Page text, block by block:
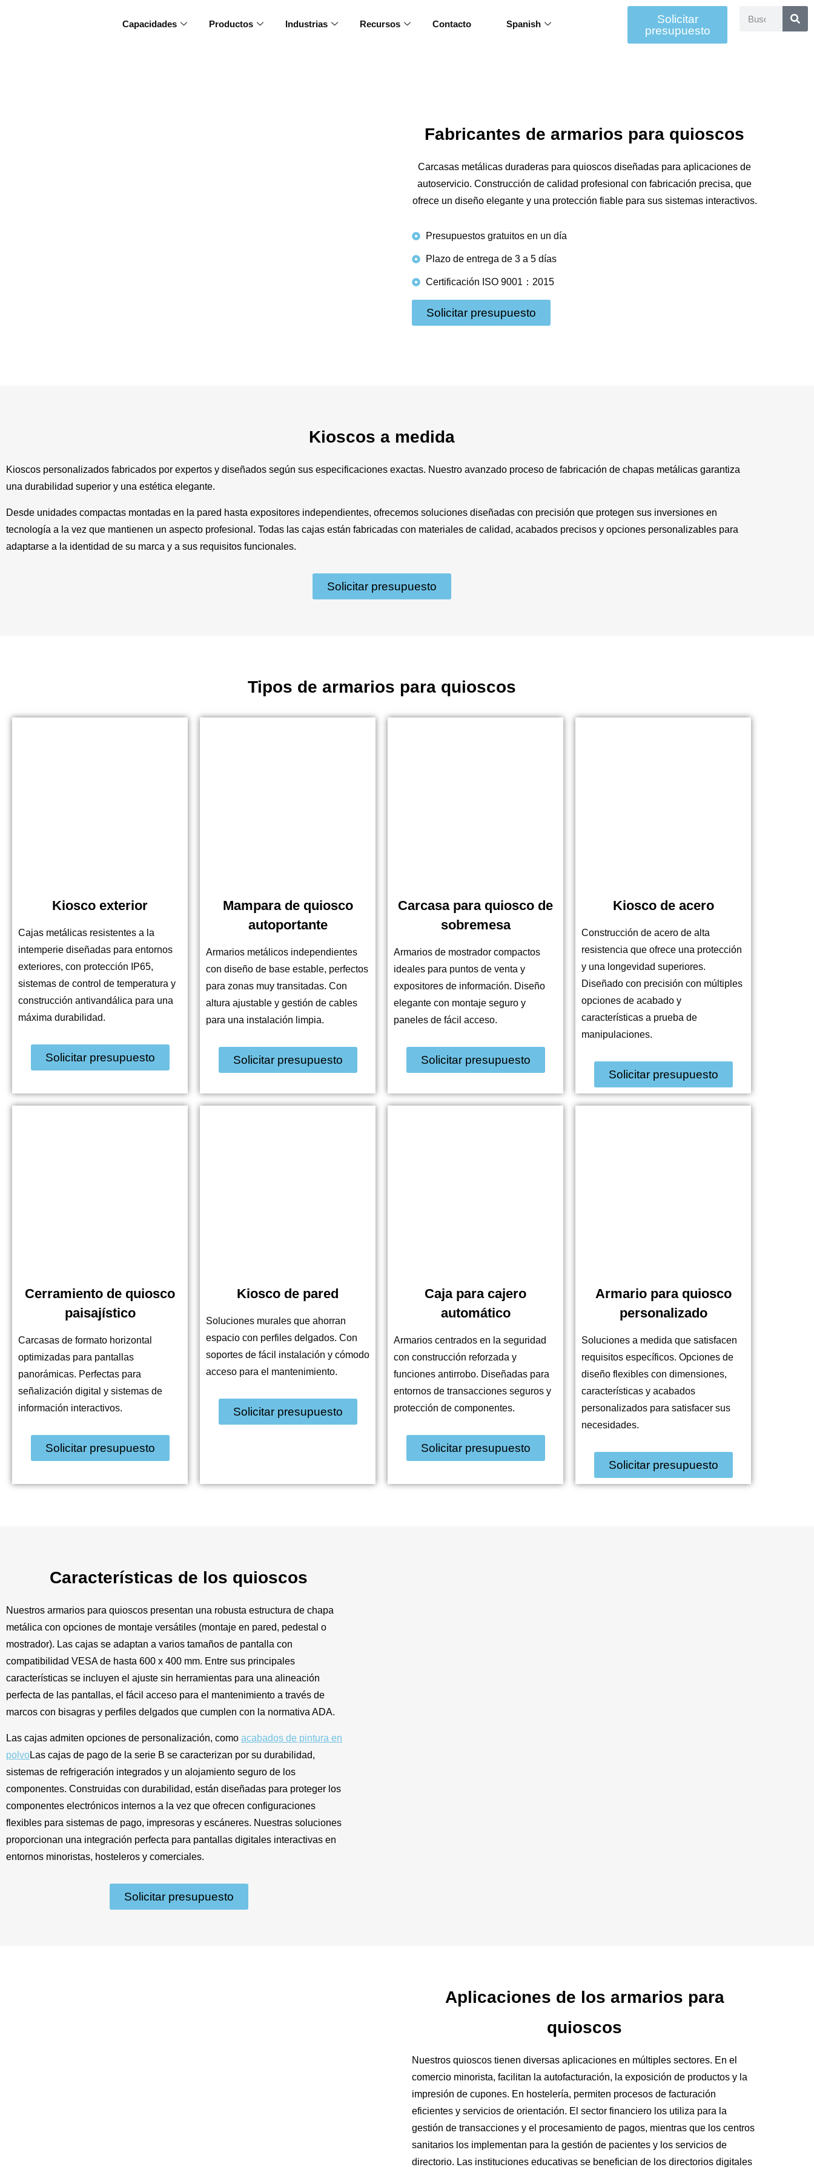
Capacidades Productos Industrias Recursos Contacto Spanish
Solicitar
presupuesto
Fabricantes de armarios para quioscos
Carcasas metálicas duraderas para quioscos diseñadas para aplicaciones de
autoservicio. Construcción de calidad profesional con fabricación precisa, que
ofrece un diseño elegante y una protección fiable para sus sistemas interactivos.
Presupuestos gratuitos en un día
Plazo de entrega de 3 a 5 días
Certificación ISO 9001：2015
Solicitar presupuesto
Kioscos a medida
Kioscos personalizados fabricados por expertos y diseñados según sus especificaciones exactas. Nuestro avanzado proceso de fabricación de chapas metálicas garantiza
una durabilidad superior y una estética elegante.
Desde unidades compactas montadas en la pared hasta expositores independientes, ofrecemos soluciones diseñadas con precisión que protegen sus inversiones en
tecnología a la vez que mantienen un aspecto profesional. Todas las cajas están fabricadas con materiales de calidad, acabados precisos y opciones personalizables para
adaptarse a la identidad de su marca y a sus requisitos funcionales.
Solicitar presupuesto
Tipos de armarios para quioscos
Kiosco exterior
Cajas metálicas resistentes a la
intemperie diseñadas para entornos
exteriores, con protección IP65,
sistemas de control de temperatura y
construcción antivandálica para una
máxima durabilidad.
Solicitar presupuesto
Mampara de quiosco
autoportante
Armarios metálicos independientes
con diseño de base estable, perfectos
para zonas muy transitadas. Con
altura ajustable y gestión de cables
para una instalación limpia.
Solicitar presupuesto
Carcasa para quiosco de
sobremesa
Armarios de mostrador compactos
ideales para puntos de venta y
expositores de información. Diseño
elegante con montaje seguro y
paneles de fácil acceso.
Solicitar presupuesto
Kiosco de acero
Construcción de acero de alta
resistencia que ofrece una protección
y una longevidad superiores.
Diseñado con precisión con múltiples
opciones de acabado y
características a prueba de
manipulaciones.
Solicitar presupuesto
Cerramiento de quiosco
paisajístico
Carcasas de formato horizontal
optimizadas para pantallas
panorámicas. Perfectas para
señalización digital y sistemas de
información interactivos.
Solicitar presupuesto
Kiosco de pared
Soluciones murales que ahorran
espacio con perfiles delgados. Con
soportes de fácil instalación y cómodo
acceso para el mantenimiento.
Solicitar presupuesto
Caja para cajero
automático
Armarios centrados en la seguridad
con construcción reforzada y
funciones antirrobo. Diseñadas para
entornos de transacciones seguros y
protección de componentes.
Solicitar presupuesto
Armario para quiosco
personalizado
Soluciones a medida que satisfacen
requisitos específicos. Opciones de
diseño flexibles con dimensiones,
características y acabados
personalizados para satisfacer sus
necesidades.
Solicitar presupuesto
Características de los quioscos
Nuestros armarios para quioscos presentan una robusta estructura de chapa
metálica con opciones de montaje versátiles (montaje en pared, pedestal o
mostrador). Las cajas se adaptan a varios tamaños de pantalla con
compatibilidad VESA de hasta 600 x 400 mm. Entre sus principales
características se incluyen el ajuste sin herramientas para una alineación
perfecta de las pantallas, el fácil acceso para el mantenimiento a través de
marcos con bisagras y perfiles delgados que cumplen con la normativa ADA.
Las cajas admiten opciones de personalización, como acabados de pintura en
polvoLas cajas de pago de la serie B se caracterizan por su durabilidad,
sistemas de refrigeración integrados y un alojamiento seguro de los
componentes. Construidas con durabilidad, están diseñadas para proteger los
componentes electrónicos internos a la vez que ofrecen configuraciones
flexibles para sistemas de pago, impresoras y escáneres. Nuestras soluciones
proporcionan una integración perfecta para pantallas digitales interactivas en
entornos minoristas, hosteleros y comerciales.
Solicitar presupuesto
Aplicaciones de los armarios para
quioscos
Nuestros quioscos tienen diversas aplicaciones en múltiples sectores. En el
comercio minorista, facilitan la autofacturación, la exposición de productos y la
impresión de cupones. En hostelería, permiten procesos de facturación
eficientes y servicios de orientación. El sector financiero los utiliza para la
gestión de transacciones y el procesamiento de pagos, mientras que los centros
sanitarios los implementan para la gestión de pacientes y los servicios de
directorio. Las instituciones educativas se benefician de los directorios digitales